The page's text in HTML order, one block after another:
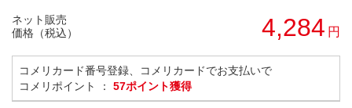
ネット販売
価格（税込）
4,284 円
コメリカード番号登録、コメリカードでお支払いで
コメリポイント ： 57ポイント獲得